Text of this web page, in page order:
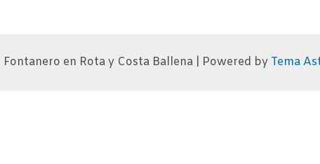
en Rota y Costa Ballena | Powered by Tema